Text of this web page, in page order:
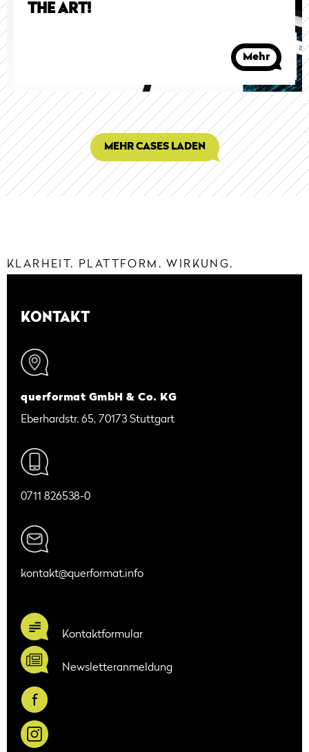
THE ART!
Mehr
MEHR CASES LADEN
KLARHEIT. PLATTFORM. WIRKUNG.
KONTAKT
querformat GmbH & Co. KG
Eberhardstr. 65, 70173 Stuttgart
0711 826538-0
kontakt@querformat.info
Kontaktformular
Newsletteranmeldung